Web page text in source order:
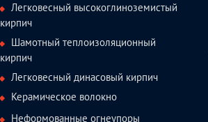
Легковесный высокоглиноземистый
кирпич
Шамотный теплоизоляционный
кирпич
Легковесный динасовый кирпич
Керамическое волокно
Неформованные огнеупоры